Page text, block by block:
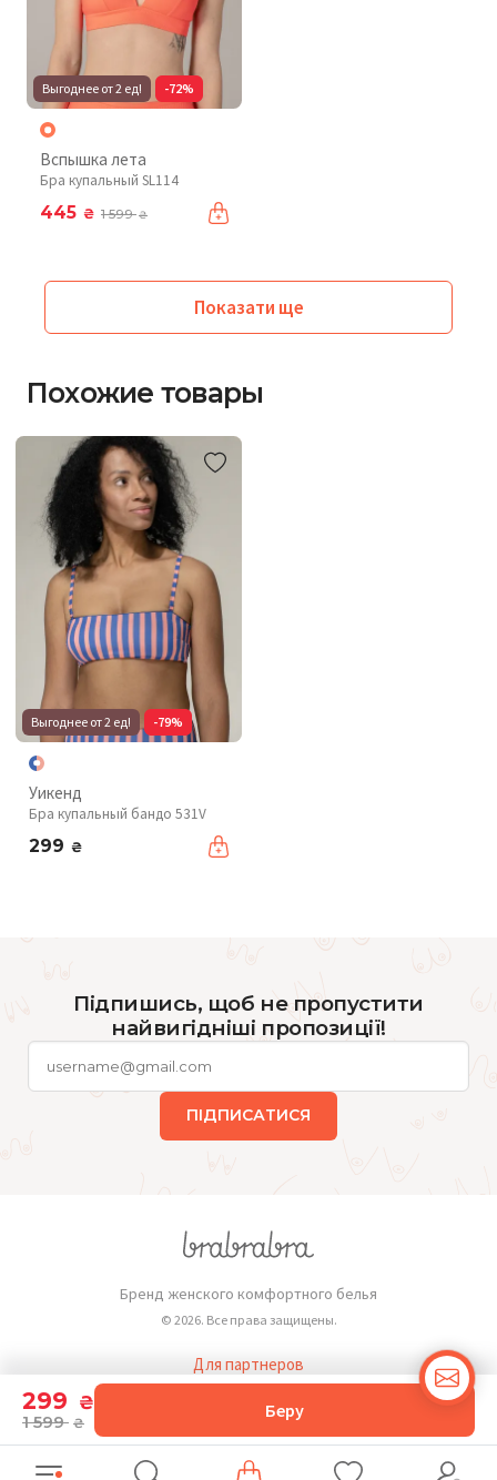
299 ₴
1 599 ₴
Беру
Выгоднее от 2 ед! -72%
Вспышка лета
Бра купальный SL114
445 ₴ 1 599₴
Показати ще
Похожие товары
Выгоднее от 2 ед! -79%
Уикенд
Бра купальный бандо 531V
299 ₴
Підпишись, щоб не пропустити
найвигідніші пропозиції!
ПІДПИСАТИСЯ
Бренд женского комфортного белья
© 2026. Все права защищены.
Для партнеров